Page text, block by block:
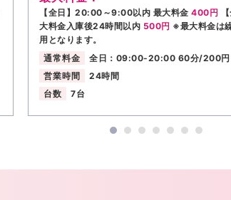
【全日】20:00～9:00以内 最大料金 400円
大料金入庫後24時間以内 500円 ※最大料金は
用となります。
通常料金
全日：09:00-20:00 60分/200
営業時間
24時間
台数
7台